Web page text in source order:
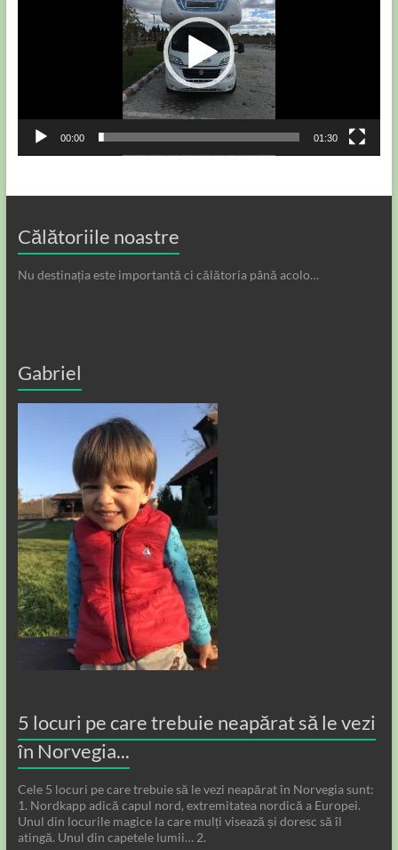
00:00 01:30
Călătoriile noastre
Nu destinația este importantă ci călătoria până acolo…
Gabriel
5 locuri pe care trebuie neapărat să le vezi
în Norvegia...
Cele 5 locuri pe care trebuie să le vezi neapărat în Norvegia sunt:
1. Nordkapp adică capul nord, extremitatea nordică a Europei.
Unul din locurile magice la care mulți visează și doresc să îl
atingă. Unul din capetele lumii… 2.